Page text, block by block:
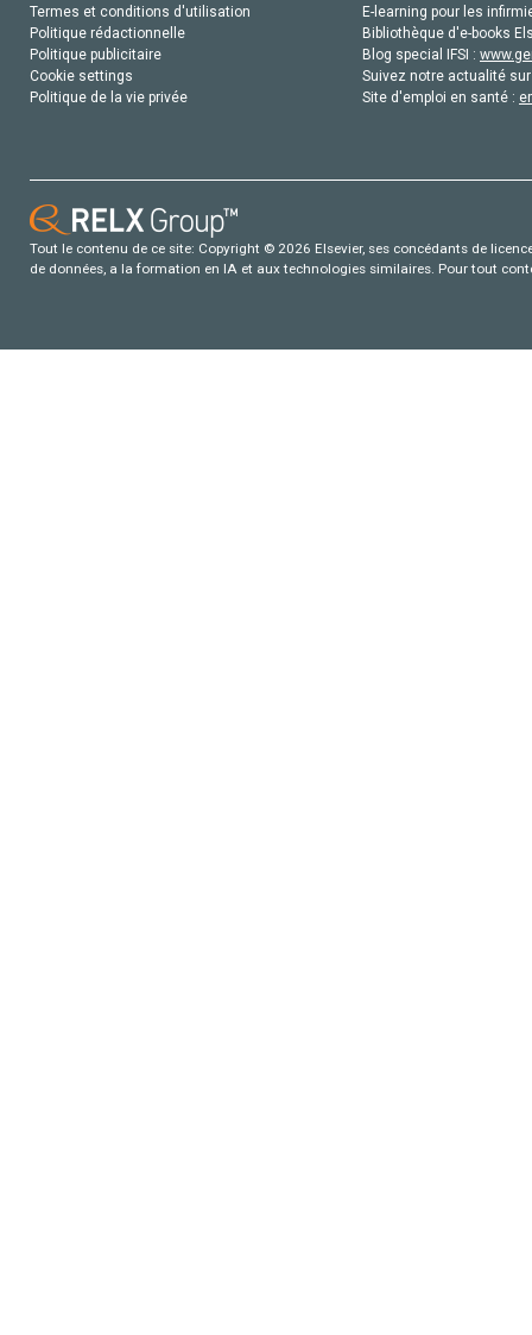
Termes et conditions d'utilisation
Politique rédactionnelle
Politique publicitaire
Cookie settings
Politique de la vie privée
E-learning pour les
Bibliothèque d'e-books
Blog special IFSI :
Suivez notre actualité
Site d'emploi en santé :
Tout le contenu de ce site: Copyright © 2026 Elsevier, ses concédants de
de données, a la formation en IA et aux technologies similaires. Pour tout